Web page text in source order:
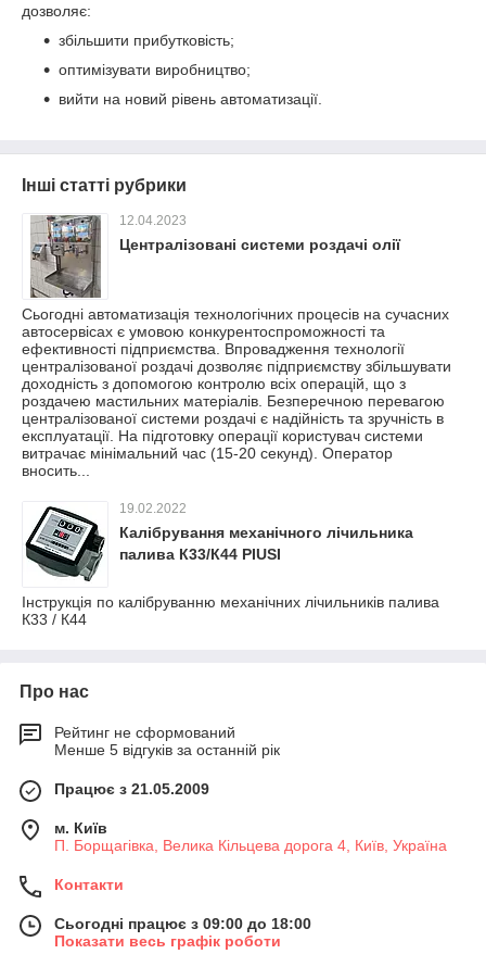
дозволяє:
збільшити прибутковість;
оптимізувати виробництво;
вийти на новий рівень автоматизації.
Інші статті рубрики
12.04.2023
Централізовані системи роздачі олії
Сьогодні автоматизація технологічних процесів на сучасних
автосервісах є умовою конкурентоспроможності та
ефективності підприємства. Впровадження технології
централізованої роздачі дозволяє підприємству збільшувати
доходність з допомогою контролю всіх операцій, що з
роздачею мастильних матеріалів. Безперечною перевагою
централізованої системи роздачі є надійність та зручність в
експлуатації. На підготовку операції користувач системи
витрачає мінімальний час (15-20 секунд). Оператор
вносить...
19.02.2022
Калібрування механічного лічильника
палива К33/К44 PIUSI
Інструкція по калібруванню механічних лічильників палива
К33 / К44
Про нас
Рейтинг не сформований
Менше 5 відгуків за останній рік
Працює з 21.05.2009
м. Київ
П. Борщагівка, Велика Кільцева дорога 4, Київ, Україна
Контакти
Сьогодні працює з 09:00 до 18:00
Показати весь графік роботи